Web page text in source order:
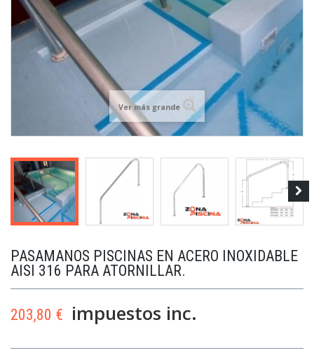
Ver más grande
PASAMANOS PISCINAS EN ACERO INOXIDABLE
AISI 316 PARA ATORNILLAR.
203,80 € impuestos inc.